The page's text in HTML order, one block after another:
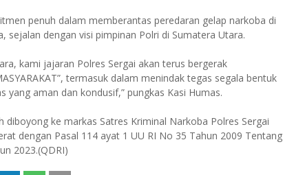
penuh dalam memberantas peredaran gelap narkoba di
dengan visi pimpinan Polri di Sumatera Utara.
kami jajaran Polres Sergai akan terus bergerak
termasuk dalam menindak tegas segala bentuk
aman dan kondusif,” pungkas Kasi Humas.
ke markas Satres Kriminal Narkoba Polres Sergai
dengan Pasal 114 ayat 1 UU RI No 35 Tahun 2009 Tentang
2023.(QDRI)